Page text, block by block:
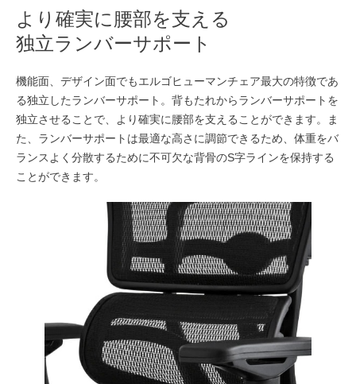
より確実に腰部を支える
独立ランバーサポート
機能面、デザイン面でもエルゴヒューマンチェア最大の特徴であ
る独立したランバーサポート。背もたれからランバーサポートを
独立させることで、より確実に腰部を支えることができます。ま
た、ランバーサポートは最適な高さに調節できるため、体重をバ
ランスよく分散するために不可欠な背骨のS字ラインを保持する
ことができます。